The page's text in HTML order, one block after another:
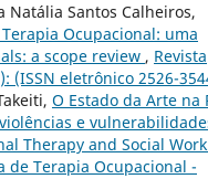
Natália Santos Calheiros,
Ocupacional: uma
a scope review , Revista
(ISSN eletrônico 2526-
O Estado da Arte na
e
Therapy and Social
Terapia Ocupacional -